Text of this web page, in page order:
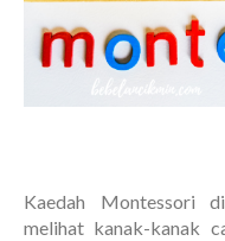
Kaedah Montessori
melihat kanak-kanak